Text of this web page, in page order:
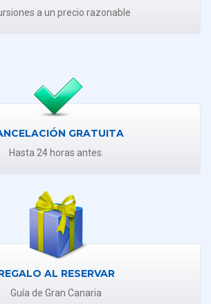
a un precio razonable
GRATUITA
Hasta 24 horas antes.
AL RESERVAR
Guía de Gran Canaria